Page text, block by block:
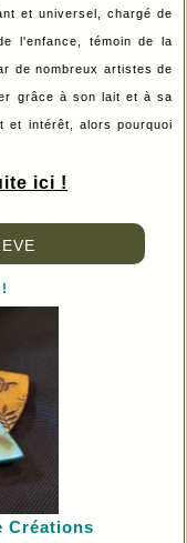
Créations
et universel, chargé de
l'enfance, témoin de la
de nombreux artistes de
grâce à son lait et à sa
et intérêt, alors pourquoi
ici !